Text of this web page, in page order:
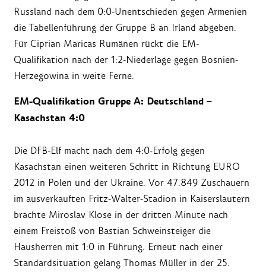
Russland nach dem 0:0-Unentschieden gegen Armenien
die Tabellenführung der Gruppe B an Irland abgeben.
Für Ciprian Maricas Rumänen rückt die EM-
Qualifikation nach der 1:2-Niederlage gegen Bosnien-
Herzegowina in weite Ferne.
EM-Qualifikation Gruppe A: Deutschland –
Kasachstan 4:0
Die DFB-Elf macht nach dem 4:0-Erfolg gegen
Kasachstan einen weiteren Schritt in Richtung EURO
2012 in Polen und der Ukraine. Vor 47.849 Zuschauern
im ausverkauften Fritz-Walter-Stadion in Kaiserslautern
brachte Miroslav Klose in der dritten Minute nach
einem Freistoß von Bastian Schweinsteiger die
Hausherren mit 1:0 in Führung. Erneut nach einer
Standardsituation gelang Thomas Müller in der 25.